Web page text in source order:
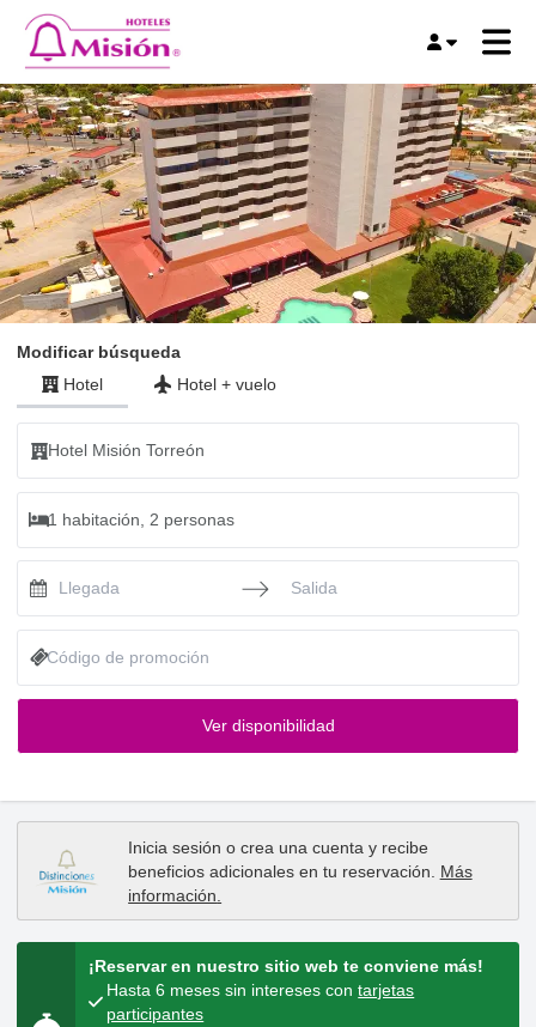
Modificar búsqueda
Hotel
Hotel+ vuelo
Hotel Misión Torreón
1 habitación, 2 personas
Press the down arrow key to interact with the calendar and
Press the down arrow key to
Ver disponibilidad
Inicia sesión ocrea una cuenta y recibe
beneficios adicionales en tu reservación.
Más
información
¡Reservar en nuestro sitio web te conviene más!
Hasta 6 meses sin intereses contarjetas
participantes